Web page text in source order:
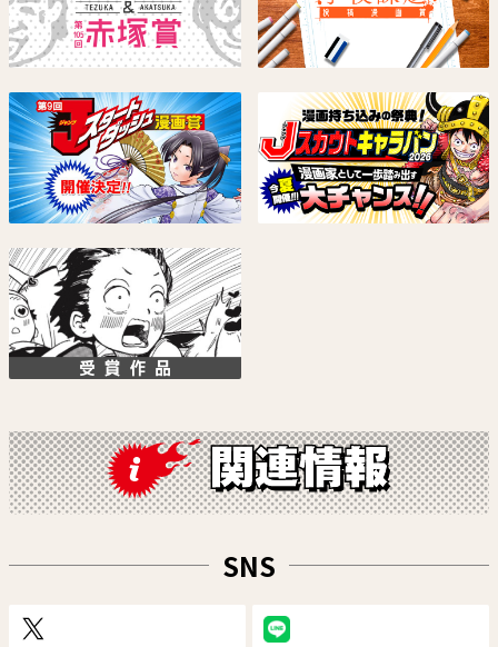
SAKAMOTO DAYS
鈴木祐斗
2年B組 勇者デストロイヤーず
空知英秋
ヤマノエイ
SNS